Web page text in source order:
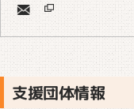
支援団体情報